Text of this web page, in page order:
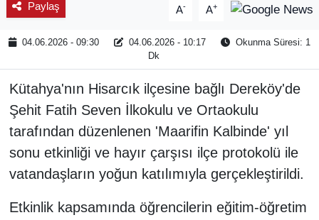
Paylaş A- A+
04.06.2026 - 09:30 04.06.2026 - 10:17
Okunma Süresi: 1
Dk
Kütahya'nın Hisarcık ilçesine bağlı Dereköy'de
Şehit Fatih Seven İlkokulu ve Ortaokulu
tarafından düzenlenen 'Maarifin Kalbinde' yıl
sonu etkinliği ve hayır çarşısı ilçe protokolü ile
vatandaşların yoğun katılımıyla gerçekleştirildi.
Etkinlik kapsamında öğrencilerin eğitim-öğretim